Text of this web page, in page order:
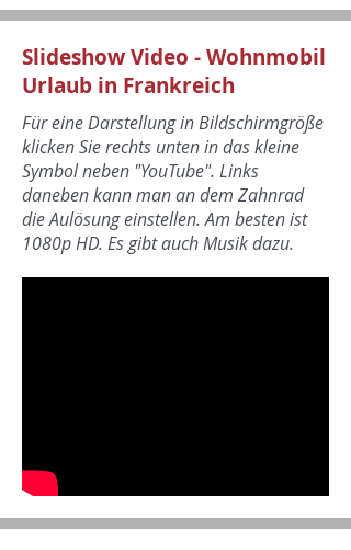
Slideshow Video - Wohnmobil
Urlaub in Frankreich
Für eine Darstellung in Bildschirmgröße
klicken Sie rechts unten in das kleine
Symbol neben "YouTube". Links
daneben kann man an dem Zahnrad
die Aulösung einstellen. Am besten ist
1080p HD. Es gibt auch Musik dazu.